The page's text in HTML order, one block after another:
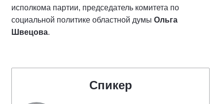
исполкома партии, председатель комитета по
социальной политике областной думы Ольга
Швецова.
Спикер